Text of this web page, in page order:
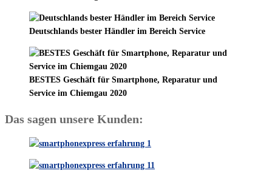
Deutschlands bester Händler im Bereich Service
BESTES Geschäft für Smartphone, Reparatur und
Service im Chiemgau 2020
Das sagen unsere Kunden: